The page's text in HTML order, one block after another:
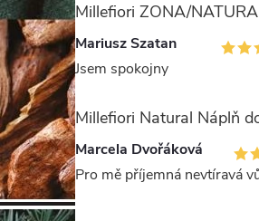
Mariusz Szatan
Jsem spokojny
Marcela Dvořáková
Pro mě příjemná nevtíravá